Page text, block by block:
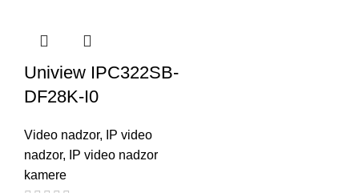
Uniview IPC322SB-
DF28K-I0
Video nadzor,
IP video
nadzor,
IP video nadzor
kamere